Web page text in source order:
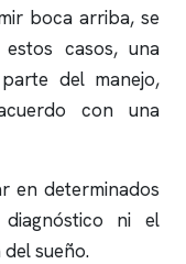
boca arriba, se
casos, una
del manejo,
con una
en determinados
ni el
sueño.